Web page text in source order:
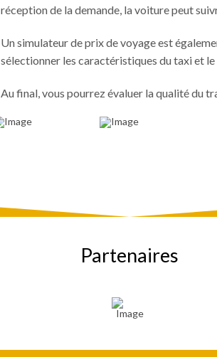
réception de la demande, la voiture peut
Un simulateur de prix de voyage est
sélectionner les caractéristiques du taxi et le
Au final, vous pourrez évaluer la qualité du
Partenaires